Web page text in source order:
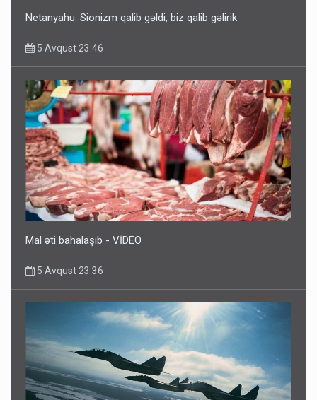
Rusiya azərbaycanlı diasporun obyektini məhv etdi -
FOTOLAR
5 Avqust 10:58
Netanyahu: Sionizm qalib gəldi, biz qalib gəlirik
5 Avqust 23:46
Mal əti bahalaşıb - VİDEO
5 Avqust 23:36